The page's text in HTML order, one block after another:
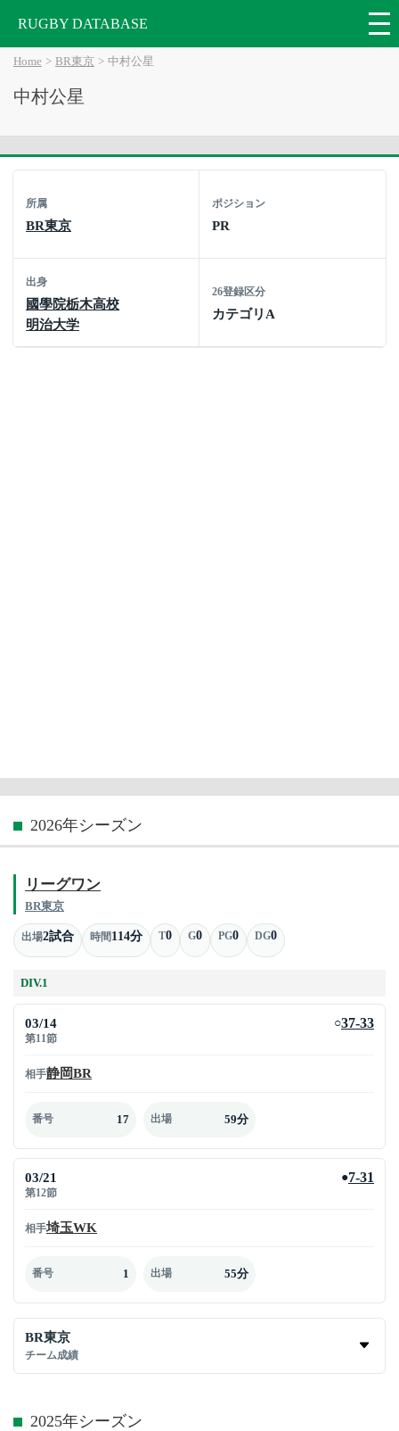
RUGBY DATABASE
Home BR東京 中村公星
中村公星
所属
BR東京
ポジション
PR
出身
國學院栃木高校
明治大学
26登録区分
カテゴリA
2026年シーズン
リーグワン
BR東京
出場2試合 時間114分 T0 G0 PG0 DG0
DIV.1
03/14
第11節
○37-33
相手静岡BR
番号 17 出場 59分
03/21
第12節
●7-31
相手埼玉WK
番号 1 出場 55分
BR東京
チーム成績
2025年シーズン